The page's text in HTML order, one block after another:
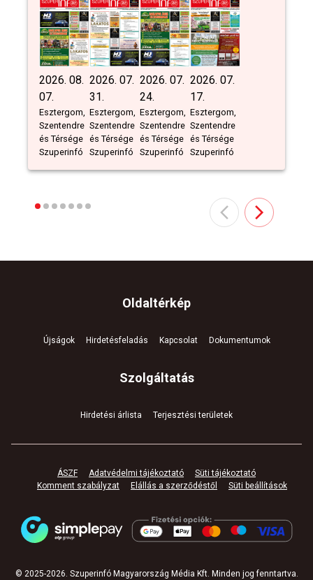
2026. 08.
07.
Esztergom,
Szentendre
és Térsége
Szuperinfó
2026. 07.
31.
Esztergom,
Szentendre
és Térsége
Szuperinfó
2026. 07.
24.
Esztergom,
Szentendre
és Térsége
Szuperinfó
2026. 07.
17.
Esztergom,
Szentendre
és Térsége
Szuperinfó
Szolgáltatás
Hirdetési árlista Terjesztési területek
Oldaltérkép
Újságok Hirdetésfeladás Kapcsolat Dokumentumok
ÁSZF Adatvédelmi tájékoztató
Süti tájékoztató
Komment szabályzat
Elállás a szerződéstől Süti beállítások
© 2025-2026. Szuperinfó Magyarország Média Kft. Minden jog fenntartva.